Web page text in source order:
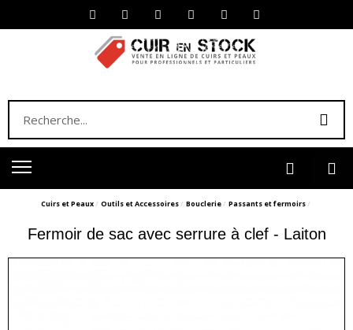
Cuirs et Peaux Outils et Accessoires Bouclerie Passants et fermoirs
Fermoir de sac avec serrure à clef - Laiton